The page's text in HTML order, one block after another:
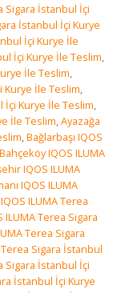
Sigara İstanbul İçi
İstanbul İçi Kurye
İçi Kurye İle
İçi Kurye İle Teslim,
İle Teslim,
Kurye İle Teslim,
İçi Kurye İle Teslim,
İle Teslim,Ayazağa
,Bağlarbaşı IQOS
Bahçeköy IQOS ILUMA
IQOS ILUMA
IQOS ILUMA
ILUMA Terea
ILUMA Terea Sigara
Terea Sigara
Terea Sigara İstanbul
Sigara İstanbul İçi
İstanbul İçi Kurye